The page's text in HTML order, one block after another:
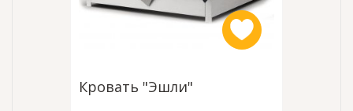
Кровать "Эшли"